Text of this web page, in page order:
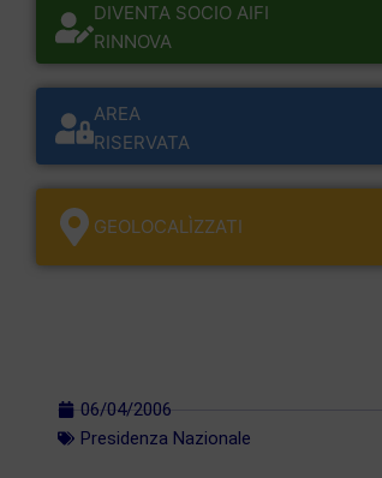
DIVENTA SOCIO AIFI
RINNOVA
AREA
RISERVATA
GEOLOCALÌZZATI
06/04/2006
Presidenza Nazionale